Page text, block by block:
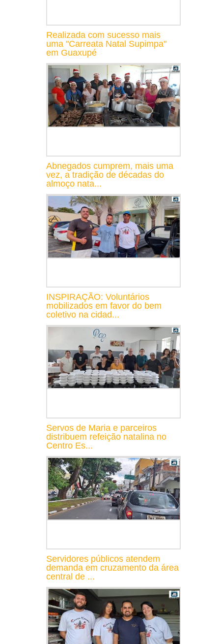
Realizada com sucesso mais
uma "Carreata Natal Supimpa"
em Guaxupé
Abnegados cumprem, mais uma
vez, a tradição de décadas do
almoço nata...
INSPIRAÇÃO: Voluntários
mobilizados em favor do bem
coletivo na cidad...
Servos de Maria e parceiros
distribuem refeição natalina no
Centro Es...
Servidores públicos atendem
demanda em cruzamento da área
central de ...